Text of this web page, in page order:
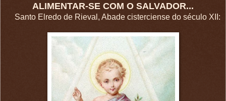
ALIMENTAR-SE COM O SALVADOR...
Santo Elredo de Rieval, Abade cisterciense do século XII: